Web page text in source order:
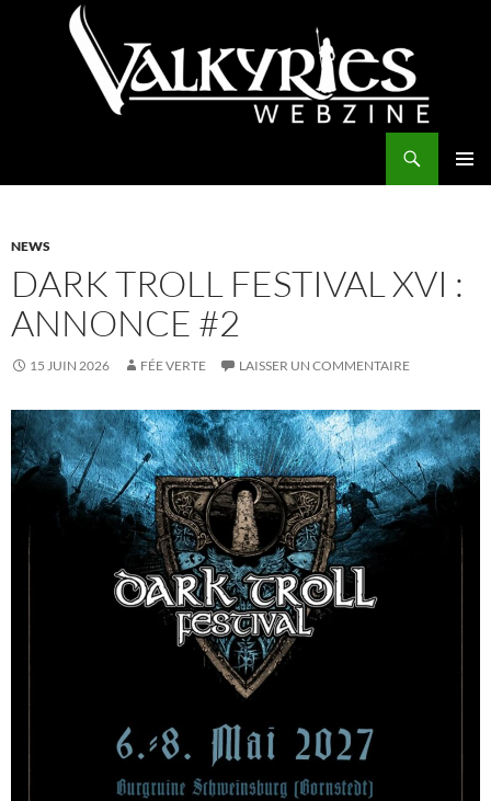
NEWS
DARK TROLL FESTIVAL XVI :
ANNONCE #2
15 JUIN 2026 FÉE VERTE LAISSER UN COMMENTAIRE